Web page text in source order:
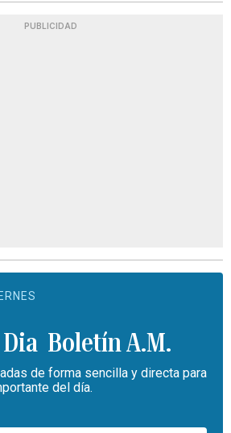
PUBLICIDAD
Boletín A.M.
de forma sencilla y directa para
del día.